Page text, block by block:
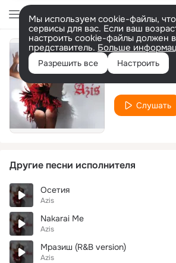
Мы используем cookie-файлы,
сервисы для вас. Если ваш
настроить cookie-файлы должен
представитель. Больше
Разрешить все Настроить
Слушать
Другие песни исполнителя
Осетия
Azis
Nakarai Me
Azis
Мразиш (R&B version)
Azis